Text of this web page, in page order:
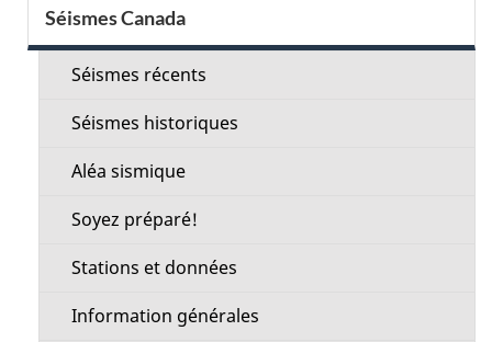
de
Séismes Canada
Séismes récents
Séismes historiques
Aléa sismique
Soyez préparé!
Stations et données
Information générales